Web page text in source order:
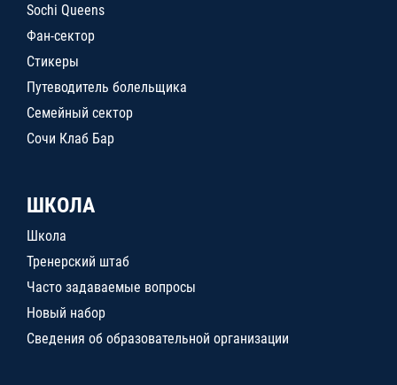
Sochi Queens
Фан-сектор
Стикеры
Путеводитель болельщика
Семейный сектор
Сочи Клаб Бар
ШКОЛА
Школа
Тренерский штаб
Часто задаваемые вопросы
Новый набор
Сведения об образовательной организации